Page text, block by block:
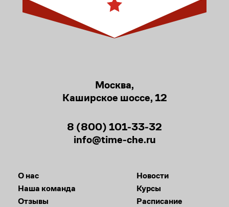
О нас
Наша команда
Отзывы
Новости
Курсы
Расписание
Москва,
Каширское шоссе, 12
8 (800) 101-33-32
info@time-che.ru